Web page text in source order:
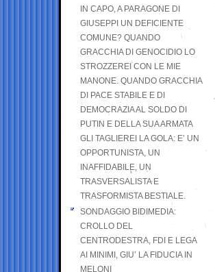
IN CAPO, A PARAGONE DI
GIUSEPPI UN DEFICIENTE
COMUNE? QUANDO
GRACCHIA DI GENOCIDIO LO
STROZZEREI CON LE MIE
MANONE. QUANDO GRACCHIA
DI PACE STABILE E DI
DEMOCRAZIA AL SOLDO DI
PUTIN E DELLA SUA ARMATA
GLI TAGLIEREI LA GOLA: E’ UN
OPPORTUNISTA, UN
INAFFIDABILE, UN
TRASVERSALISTA E
TRASFORMISTA BESTIALE.
SONDAGGIO BIDIMEDIA:
CROLLO DEL
CENTRODESTRA, FDI E LEGA
AI MINIMI, GIU’ LA FIDUCIA IN
MELONI